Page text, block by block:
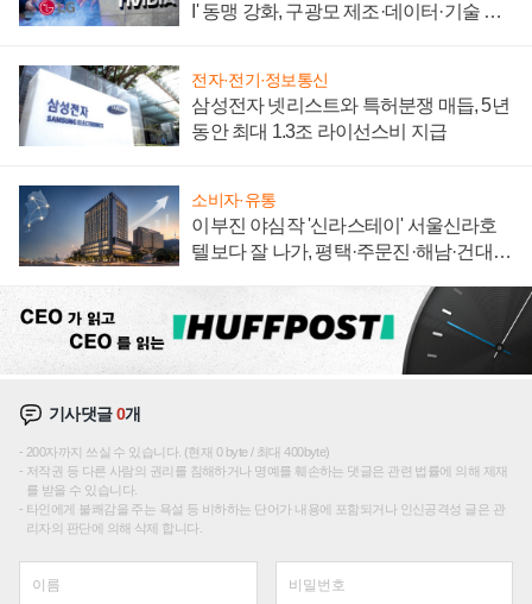
I' 동맹 강화, 구광모 제조·데이터·기술 결
전자·전기·정보통신
삼성전자 넷리스트와 특허분쟁 매듭, 5년
동안 최대 1.3조 라이선스비 지급
소비자·유통
이부진 야심작 '신라스테이' 서울신라호
텔보다 잘 나가, 평택·주문진·해남·건대로
기사댓글0개
200자까지 쓰실 수 있습니다. (현재 0 byte / 최대 400byte)
저작권 등 다른 사람의 권리를 침해하거나 명예를 훼손하는 댓글은 관련 법률에 의해 제재
를 받을 수 있습니다.
타인에게 불쾌감을 주는 욕설 등 비하하는 단어가 내용에 포함되거나 인신공격성 글은 관
리자의 판단에 의해 삭제 합니다.